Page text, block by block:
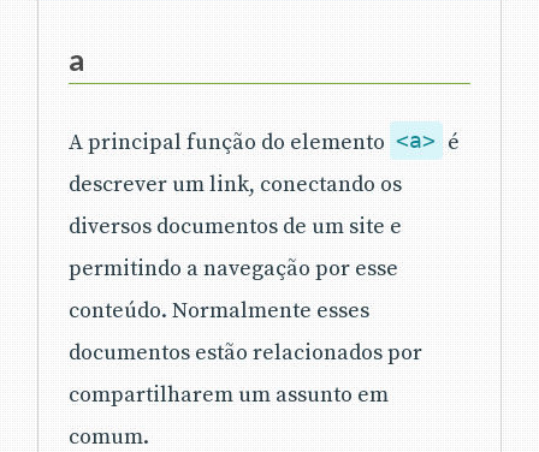
a
A principal função do elemento <a> é
descrever um link, conectando os
diversos documentos de um site e
permitindo a navegação por esse
conteúdo. Normalmente esses
documentos estão relacionados por
compartilharem um assunto em
comum.